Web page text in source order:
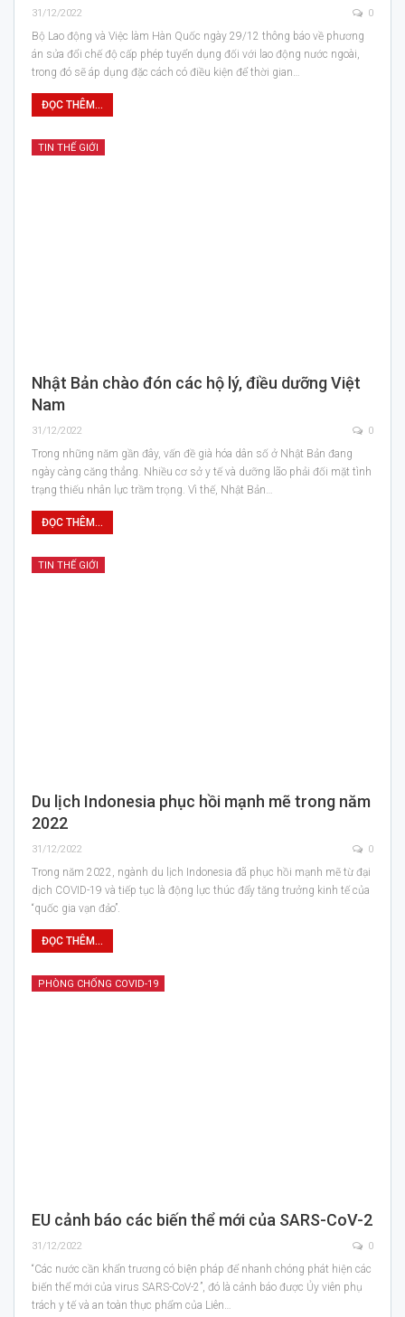
31/12/2022 0
Bộ Lao động và Việc làm Hàn Quốc ngày 29/12 thông báo về phương
án sửa đổi chế độ cấp phép tuyển dụng đối với lao động nước ngoài,
trong đó sẽ áp dụng đặc cách có điều kiện để thời gian…
ĐỌC THÊM...
TIN THẾ GIỚI
Nhật Bản chào đón các hộ lý, điều dưỡng Việt
Nam
31/12/2022 0
Trong những năm gần đây, vấn đề già hóa dân số ở Nhật Bản đang
ngày càng căng thẳng. Nhiều cơ sở y tế và dưỡng lão phải đối mặt tình
trạng thiếu nhân lực trầm trọng. Vì thế, Nhật Bản…
ĐỌC THÊM...
TIN THẾ GIỚI
Du lịch Indonesia phục hồi mạnh mẽ trong năm
2022
31/12/2022 0
Trong năm 2022, ngành du lịch Indonesia đã phục hồi mạnh mẽ từ đại
dịch COVID-19 và tiếp tục là động lực thúc đẩy tăng trưởng kinh tế của
“quốc gia vạn đảo”.
ĐỌC THÊM...
PHÒNG CHỐNG COVID-19
EU cảnh báo các biến thể mới của SARS-CoV-2
31/12/2022 0
“Các nước cần khẩn trương có biện pháp để nhanh chóng phát hiện các
biến thể mới của virus SARS-CoV-2”, đó là cảnh báo được Ủy viên phụ
trách y tế và an toàn thực phẩm của Liên…